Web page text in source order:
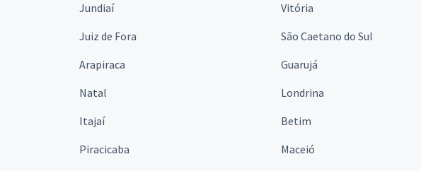
Jundiaí
Vitória
Juiz de Fora
São Caetano do Sul
Arapiraca
Guarujá
Natal
Londrina
Itajaí
Betim
Piracicaba
Maceió